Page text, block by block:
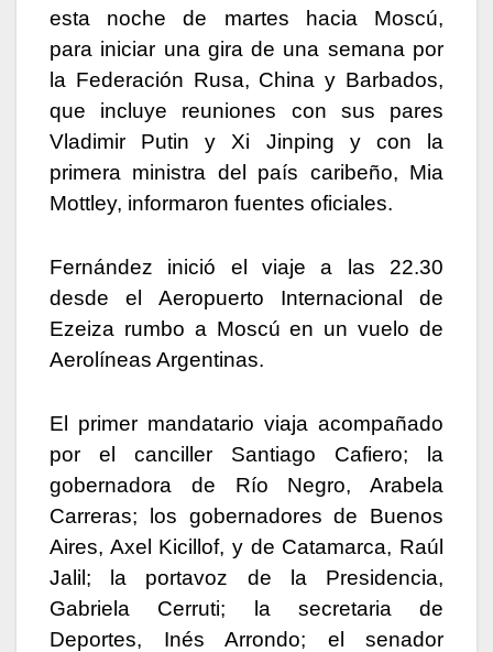
esta noche de martes hacia Moscú,
para iniciar una gira de una semana por
la Federación Rusa, China y Barbados,
que incluye reuniones con sus pares
Vladimir Putin y Xi Jinping y con la
primera ministra del país caribeño, Mia
Mottley, informaron fuentes oficiales.
Fernández inició el viaje a las 22.30
desde el Aeropuerto Internacional de
Ezeiza rumbo a Moscú en un vuelo de
Aerolíneas Argentinas.
El primer mandatario viaja acompañado
por el canciller Santiago Cafiero; la
gobernadora de Río Negro, Arabela
Carreras; los gobernadores de Buenos
Aires, Axel Kicillof, y de Catamarca, Raúl
Jalil; la portavoz de la Presidencia,
Gabriela Cerruti; la secretaria de
Deportes, Inés Arrondo; el senador